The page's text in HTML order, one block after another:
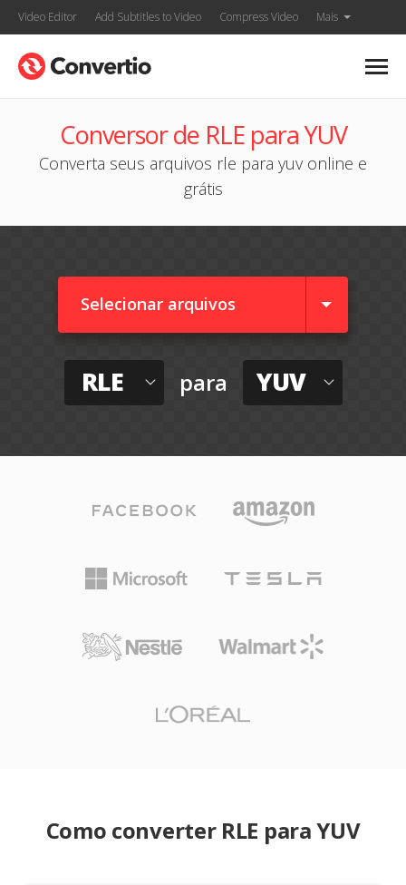
Video Editor Add Subtitles to Video Compress Video Mais
Conversor de RLE para YUV
Converta seus arquivos rle para yuv online e
grátis
Selecionar arquivos
RLE para YUV
Como converter RLE para YUV